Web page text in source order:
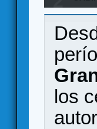
los